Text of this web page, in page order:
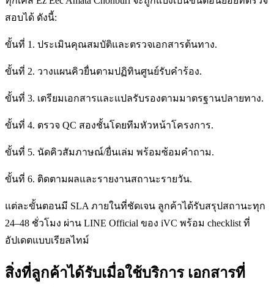
สอบได้ ดังนี้:
ขั้นที่ 1. ประเมินคุณสมบัติและตรวจเอกสารต้นทาง.
ขั้นที่ 2. วางแผนคิวยื่นตามปฏิทินศูนย์รับคำร้อง.
ขั้นที่ 3. เตรียมเอกสารและแปลรับรองตามมาตรฐานปลายทาง.
ขั้นที่ 4. ตรวจ QC สองชั้นโดยทีมหัวหน้าโครงการ.
ขั้นที่ 5. นัดคิวสัมภาษณ์/ยื่นเล่ม พร้อมซ้อมคำถาม.
ขั้นที่ 6. ติดตามผลและรายงานสถานะรายวัน.
แต่ละขั้นตอนมี SLA ภายในที่ชัดเจน ลูกค้าได้รับสรุปสถานะทุก
24–48 ชั่วโมง ผ่าน LINE Official ของ iVC พร้อม checklist ที่
อัปเดตแบบเรียลไทม์
สิ่งที่ลูกค้าได้รับเมื่อใช้บริการ เอกสารที่